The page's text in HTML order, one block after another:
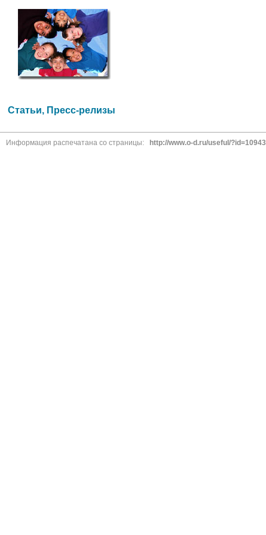
Статьи, Пресс-релизы
Информация распечатана со страницы: http://www.o-d.ru/useful/?id=10943